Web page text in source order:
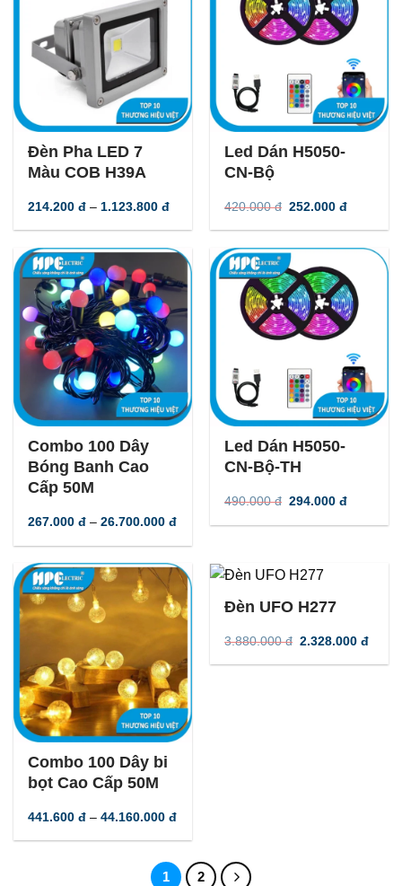
-40%
Đèn Pha LED 7
Màu COB H39A
214.200đ – 1.123.800đKhoảng
từ
đến
1.123.800 đ
-40%
Led Dán H5050-
CN-Bộ
420.000đ Giá
là:
252.000đGiá
tại
252.000
-45%
Combo 100 Dây
Bóng Banh Cao
Cấp 50M
267.000đ – 26.700.000đKhoảng
từ
đến
26.700.000 đ
-40%
Led Dán H5050-
CN-Bộ-TH
490.000đ Giá
là:
294.000đGiá
tại
-45%
Combo 100 Dây bi
bọt Cao Cấp 50M
441.600đ – 44.160.000đKhoảng
từ
đến
44.160.000 đ
-40%
Đèn UFO H277
3.880.000đ Giá
là:
2.328.000đGiá
tại
1 2